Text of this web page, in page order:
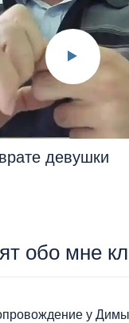
девушки
обо мне
у